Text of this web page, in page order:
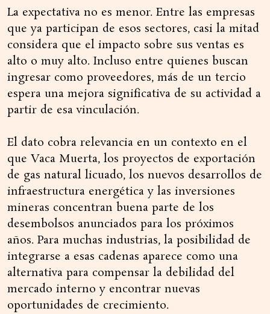
La expectativa no es menor. Entre las empresas
que ya participan de esos sectores, casi la mitad
considera que el impacto sobre sus ventas es
alto o muy alto. Incluso entre quienes buscan
ingresar como proveedores, más de un tercio
espera una mejora significativa de su actividad a
partir de esa vinculación.
El dato cobra relevancia en un contexto en el
que Vaca Muerta, los proyectos de exportación
de gas natural licuado, los nuevos desarrollos de
infraestructura energética y las inversiones
mineras concentran buena parte de los
desembolsos anunciados para los próximos
años. Para muchas industrias, la posibilidad de
integrarse a esas cadenas aparece como una
alternativa para compensar la debilidad del
mercado interno y encontrar nuevas
oportunidades de crecimiento.